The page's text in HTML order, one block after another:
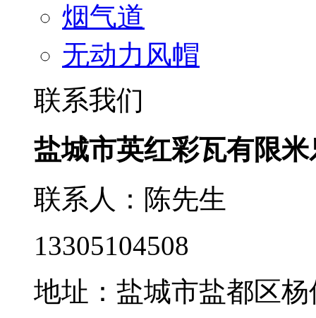
烟气道
无动力风帽
联系我们
盐城市英红彩瓦有限
联系人：陈先生
13305104508
地址：盐城市盐都区